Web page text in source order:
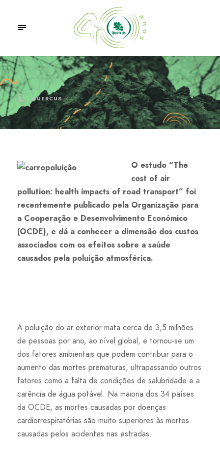
QUERCUS
O estudo “The
cost of air
pollution: health impacts of road transport” foi
recentemente publicado pela Organização para
a Cooperação e Desenvolvimento Económico
(OCDE), e dá a conhecer a dimensão dos custos
associados com os efeitos sobre a saúde
causados pela poluição atmosférica.
A poluição do ar exterior mata cerca de 3,5 milhões
de pessoas por ano, ao nível global, e tornou-se um
dos fatores ambientais que podem contribuir para o
aumento das mortes prematuras, ultrapassando outros
fatores como a falta de condições de salubridade e a
carência de água potável. Na maioria dos 34 países
da OCDE, as mortes causadas por doenças
cardiorrespiratórias são muito superiores às mortes
causadas pelos acidentes nas estradas.